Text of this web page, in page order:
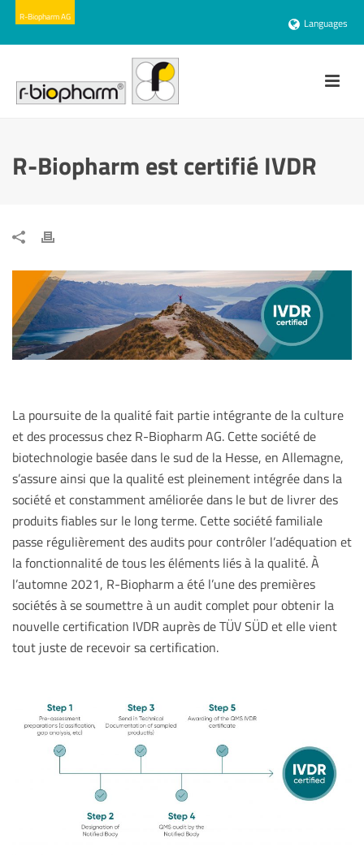
Languages
R-Biopharm est certifié IVDR
La poursuite de la qualité fait partie intégrante de la culture
et des processus chez R-Biopharm AG. Cette société de
biotechnologie basée dans le sud de la Hesse, en Allemagne,
s’assure ainsi que la qualité est pleinement intégrée dans la
société et constamment améliorée dans le but de livrer des
produits fiables sur le long terme. Cette société familiale
passe régulièrement des audits pour contrôler l’adéquation et
la fonctionnalité de tous les éléments liés à la qualité. À
l’automne 2021, R-Biopharm a été l’une des premières
sociétés à se soumettre à un audit complet pour obtenir la
nouvelle certification IVDR auprès de TÜV SÜD et elle vient
tout juste de recevoir sa certification.